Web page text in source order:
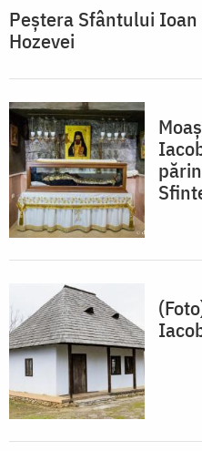
Peștera Sfântului
Hozevei